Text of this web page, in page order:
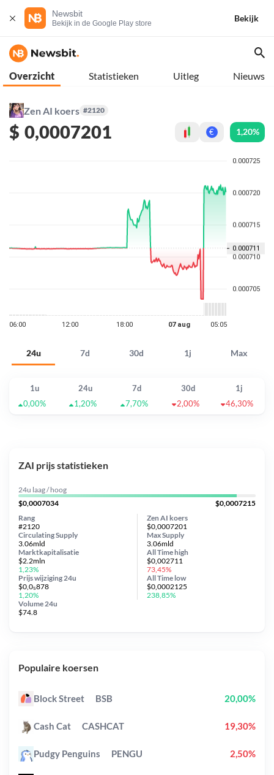
Newsbit
Bekijk in de Google Play store
Bekijk
Overzicht Statistieken Uitleg Nieuws
Zen AI koers #2120
$ 0,0007201 € 1,20%
24u 7d 30d 1j Max
1u 24u 7d 30d
1j
0,00%
1,20% 7,70% 2,00% 46,30%
ZAI prijs statistieken
24u laag / hoog
$0,0007034
$0,0007215
Zen AI koers
$0,0007201
Circulating Supply
3.06mld
Prijs wijziging 24u
$0,0₅878
1,20%
Max Supply
3.06mld
Marktkapitalisatie
$2.2mln
1,23%
Volume 24u
$74.8
Rang
#2120
All Timehigh
$0,002711
73,45%
All Time low
$0,0002125
238,85%
Populaire koersen
Block Street BSB 20,00%
Cash Cat CASHCAT 19,30%
Pudgy Penguins PENGU 2,50%